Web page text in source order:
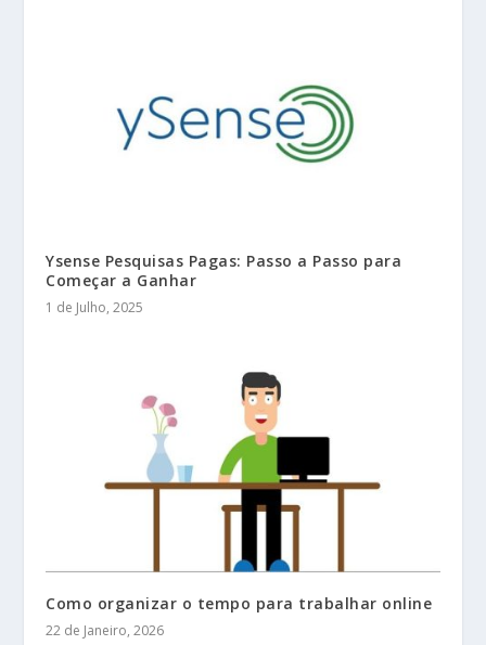
Ysense Pesquisas Pagas: Passo a Passo para
Começar a Ganhar
1 de Julho, 2025
Como organizar o tempo para trabalhar online
22 de Janeiro, 2026